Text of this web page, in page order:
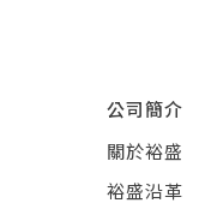
公司簡介
關於裕盛
裕盛沿革